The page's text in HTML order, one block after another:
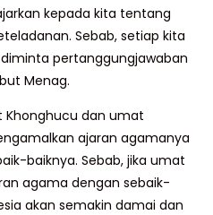
kepada kita tentang
Sebab, setiap kita
pertanggungjawaban
Menag.
Khonghucu dan umat
ajaran agamanya
baiknya. Sebab, jika umat
agama dengan sebaik-
akan semakin damai dan